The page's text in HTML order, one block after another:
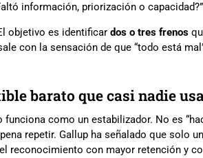
información, priorización o capacidad?”
objetivo es identificar dos o tres frenos
con la sensación de que “todo está
barato que casi nadie
como un estabilizador. No es
repetir. Gallup ha señalado que solo
reconocimiento con mayor retención y